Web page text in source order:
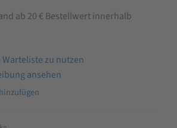
ab 20 € Bestellwert innerhalb
zu nutzen
ansehen